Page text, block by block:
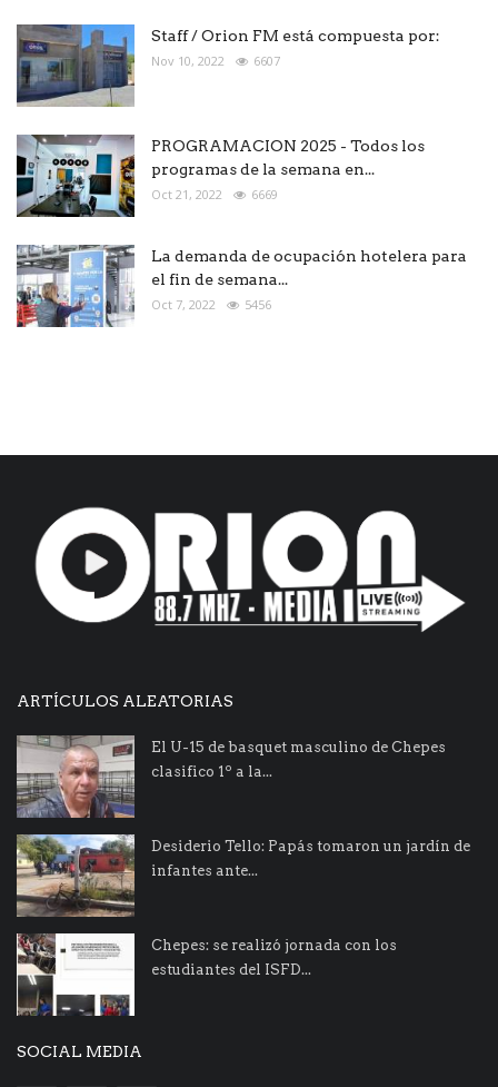
Staff / Orion FM está compuesta por:
Nov 10, 2022 6607
PROGRAMACION 2025 - Todos los
programas de la semana en...
Oct 21, 2022 6669
La demanda de ocupación hotelera para
el fin de semana...
Oct 7, 2022 5456
ARTÍCULOS ALEATORIAS
El U-15 de basquet masculino de Chepes
clasifico 1º a la...
Desiderio Tello: Papás tomaron un jardín de
infantes ante...
Chepes: se realizó jornada con los
estudiantes del ISFD...
SOCIAL MEDIA